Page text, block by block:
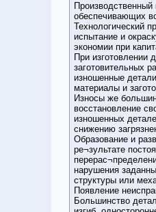
обеспечивающих
Технологический
испытание и
экономии при
При изготовлении
заготовительных
изношенные
материалы и
Износы же
восстановление
изношенных
снижению
Образование и
ре¬зультате
нарушения
структуры или
Появление
Большинство